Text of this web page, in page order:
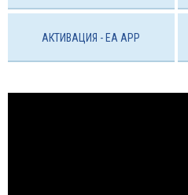
АКТИВАЦИЯ - EA APP